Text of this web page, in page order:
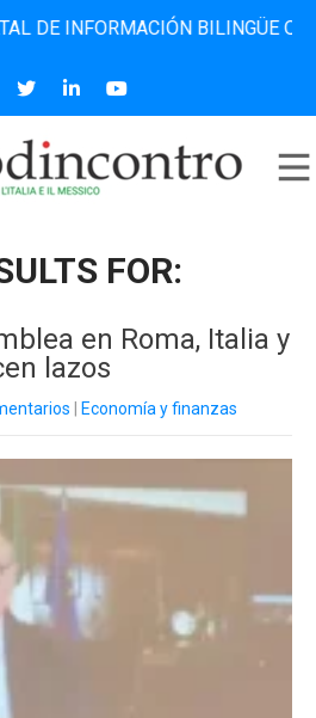
BILINGÜE QUE DESDE 2006
FOR:
en Roma, Italia y
lazos
Economía y finanzas